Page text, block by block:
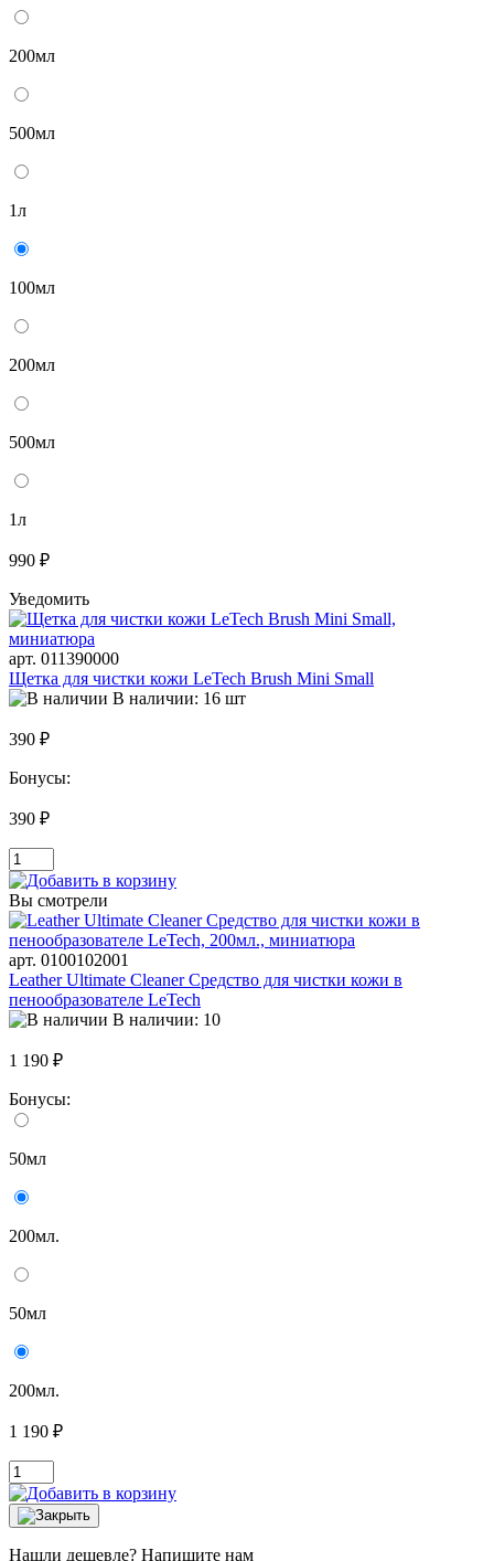
200мл
500мл
1л
100мл
200мл
500мл
1л
990 ₽
Уведомить
арт. 011390000
Щетка для чистки кожи LeTech Brush Mini Small
В наличии: 16 шт
390 ₽
Бонусы:
390 ₽
Вы смотрели
арт. 0100102001
Leather Ultimate Cleaner Средство для чистки кожи в
пенообразователе LeTech
В наличии: 10
1 190 ₽
Бонусы:
50мл
200мл.
50мл
200мл.
1 190 ₽
Нашли дешевле? Напишите нам